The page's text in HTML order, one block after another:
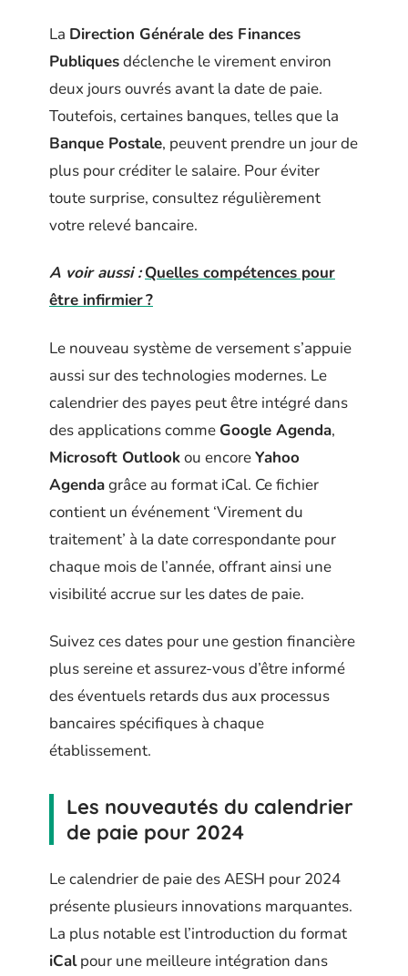
La Direction Générale des Finances
Publiquesdéclenche le virement environ
deux jours ouvrés avant la date de paie.
Toutefois, certaines banques, telles que la
Banque Postale, peuvent prendre un jour de
plus pour créditer le salaire. Pour éviter
toute surprise, consultez régulièrement
votre relevé bancaire.
A voir aussi : Quelles compétences pour
être infirmier ?
Le nouveau système de versement s’appuie
aussi sur des technologies modernes. Le
calendrier des payes peut être intégré dans
des applications comme Google Agenda,
Microsoft Outlookou encoreYahoo
Agendagrâce au format iCal. Ce fichier
contient un événement ‘Virement du
traitement’ à la date correspondante pour
chaque mois de l’année, offrant ainsi une
visibilité accrue sur les dates de paie.
Suivez ces dates pour une gestion financière
plus sereine et assurez-vous d’être informé
des éventuels retards dus aux processus
bancaires spécifiques à chaque
établissement.
Les nouveautés du calendrier
de paie pour 2024
Le calendrier de paie des AESH pour 2024
présente plusieurs innovations marquantes.
La plus notable est l’introduction du format
iCalpour une meilleure intégration dans